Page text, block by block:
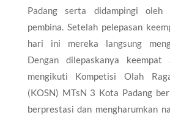
Padang serta didampingi
pembina. Setelah pelepasan
hari ini mereka langsung
Dengan dilepaskanya
mengikuti Kompetisi Olah
(KOSN) MTsN 3 Kota Padang
berprestasi dan mengharumkan